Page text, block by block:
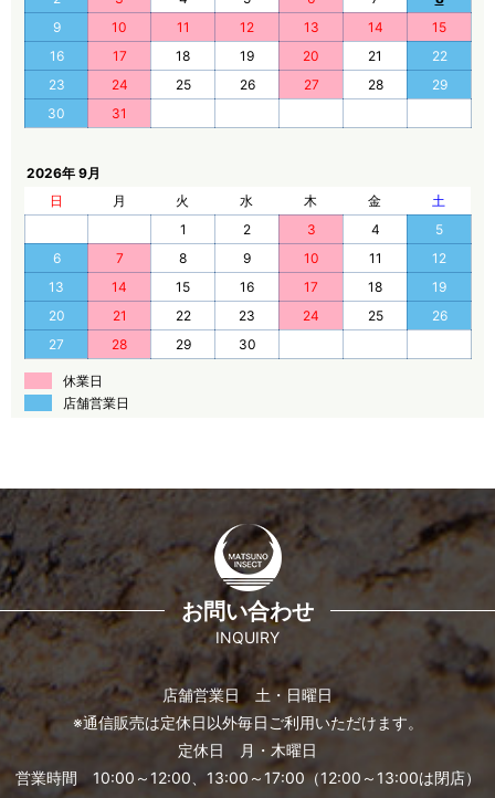
9
10 11 12 13 14
15
16
17 18 19 20 21
22
23
24 25 26 27 28
29
30
31
2026年 9月
日
月 火 水 木 金
土
1
2 3 4
5
6
7 8 9 10 11
12
13
14 15 16 17 18
19
20
21 22 23 24 25
26
27
28 29 30
休業日
店舗営業日
お問い合わせ
INQUIRY
店舗営業日 土・日曜日
※通信販売は定休日以外毎日ご利用いただけます。
定休日 月・木曜日
営業時間 10:00～12:00、13:00～17:00（12:00～13:00は閉店）